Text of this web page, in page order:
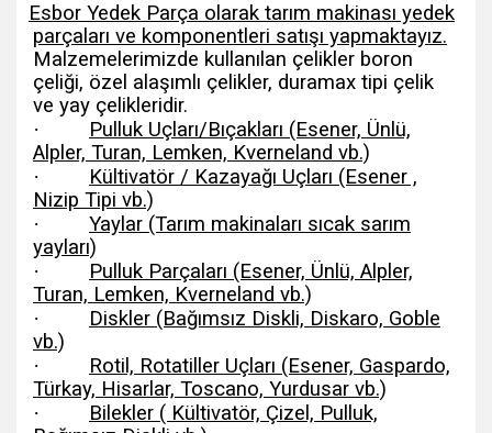
Esbor Yedek Parça olarak tarım makinası yedek
parçaları ve komponentleri satışı yapmaktayız.
Malzemelerimizde kullanılan çelikler boron
çeliği, özel alaşımlı çelikler, duramax tipi çelik
ve yay çelikleridir.
·
Pulluk Uçları/Bıçakları (Esener, Ünlü,
Alpler, Turan, Lemken, Kverneland vb.)
·
Kültivatör / Kazayağı Uçları (Esener ,
Nizip Tipi vb.)
·
Yaylar (Tarım makinaları sıcak sarım
yayları)
·
Pulluk Parçaları (Esener, Ünlü, Alpler,
Turan, Lemken, Kverneland vb.)
·
Diskler (Bağımsız Diskli, Diskaro, Goble
vb.)
·
Rotil, Rotatiller Uçları (Esener, Gaspardo,
Türkay, Hisarlar, Toscano, Yurdusar vb.)
·
Bilekler ( Kültivatör, Çizel, Pulluk,